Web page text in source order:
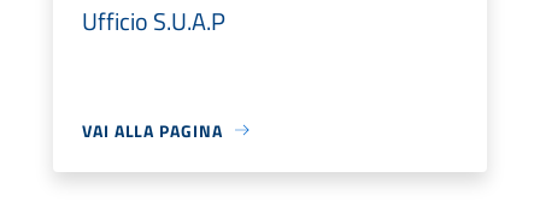
Ufficio S.U.A.P
VAI ALLA PAGINA